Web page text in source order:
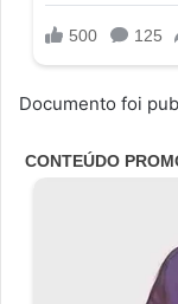
Documento foi